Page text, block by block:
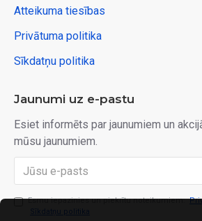
Atteikuma tiesības
Privātuma politika
Sīkdatņu politika
Jaunumi uz e-pastu
Esiet informēts par jaunumiem un
mūsu jaunumiem.
Esmu iepazinies un piekrītu noteikumiem:
Sīkdatņu politika